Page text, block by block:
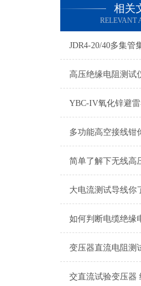
相关
RELEVANT
JDR4-20/40多集管
高压绝缘电阻测试
多功能高空接线钳
大电流测试导线你
如何判断电缆绝缘
交直流试验变压器